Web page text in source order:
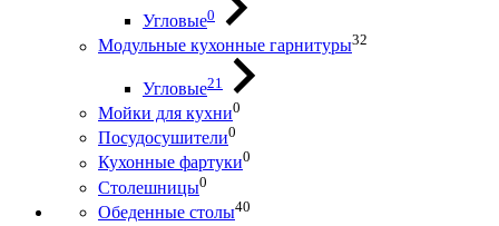
Угловые0
Модульные кухонные гарнитуры32
Угловые21
Мойки для кухни0
Посудосушители0
Кухонные фартуки0
Столешницы0
Обеденные столы40